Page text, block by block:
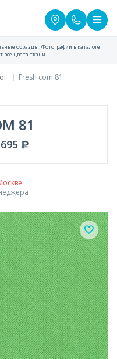
образцы. Фотографии в каталоге
все цвета ткани.
Fresh com 81
81
695